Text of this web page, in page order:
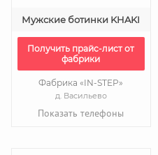
Мужские ботинки KHAKI
Получить прайс-лист от
фабрики
Фабрика «IN-STEP»
д. Васильево
Показать телефоны